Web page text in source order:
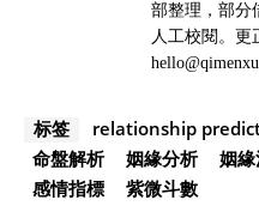
部整理，部分
人工校閱。更
标签 relationship
命盤解析
姻緣分析 姻
感情指標
紫微斗數